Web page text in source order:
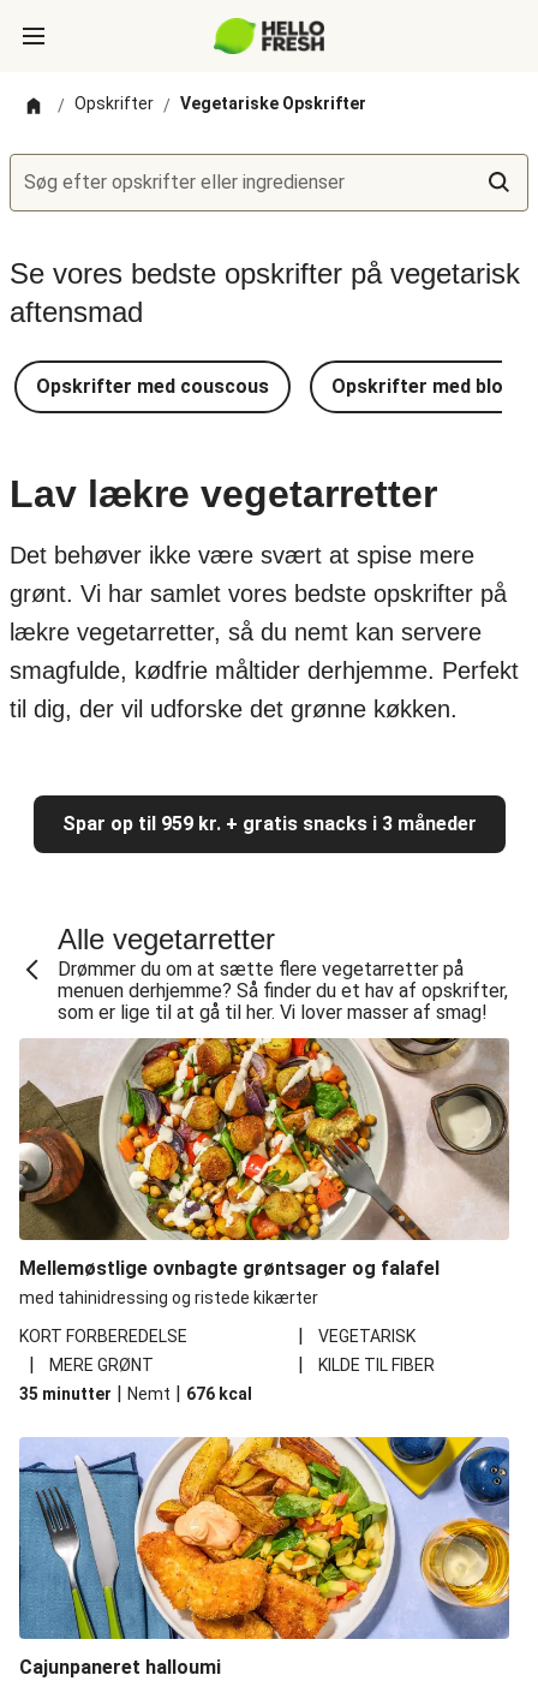
/ Opskrifter / Vegetariske Opskrifter
Søg efter opskrifter eller ingredienser
Se vores bedste opskrifter på vegetarisk
aftensmad
Opskrifter med couscous Opskrifter med
Lav lækre vegetarretter
Det behøver ikke være svært at spise mere
grønt. Vi har samlet vores bedste opskrifter på
lækre vegetarretter, så du nemt kan servere
smagfulde, kødfrie måltider derhjemme. Perfekt
til dig, der vil udforske det grønne køkken.
Spar op til 959 kr. + gratis snacks i 3 måneder
Alle vegetarretter
Drømmer du om at sætte flere vegetarretter på
menuen derhjemme? Så finder du et hav af opskrifter,
som er lige til at gå til her. Vi lover masser af smag!
Mellemøstlige ovnbagte grøntsager og falafel
med tahinidressing og ristede kikærter
KORT FORBEREDELSE
| VEGETARISK
| MERE GRØNT |
KILDE TIL FIBER
35 minutter | Nemt | 676 kcal
Cajunpaneret halloumi